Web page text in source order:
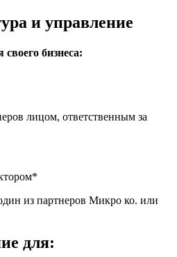
и управление
бизнеса:
лицом, ответственным за
из партнеров Микро ко. или
для: